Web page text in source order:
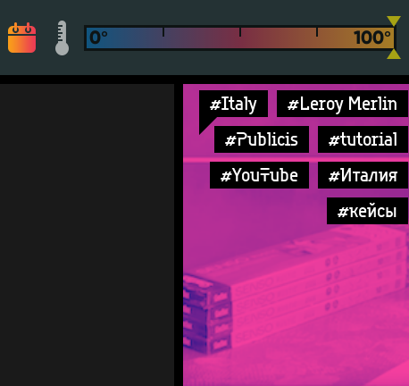
#Italy
#Leroy Merlin
#Publicis
#tutorial
#YouTube
#Италия
#кейсы